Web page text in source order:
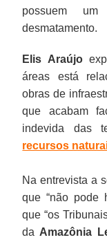
possuem
desmatamento.
Elis Araújo
áreas está
obras de
que acabam
indevida das
recursos
Na entrevista a
que “não pode
que “os
da Amazônia